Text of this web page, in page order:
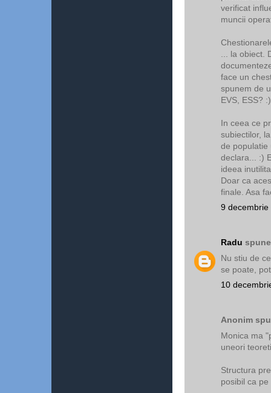
verificat
muncii
... la
face un
spunem de
EVS, ESS? :)
In ceea ce
subiectilor,
de populatie
declara... :)
ideea
Doar ca
finale. Asa
9
Radu
Nu stiu de
se poate,
10
Anonim
Monica ma
uneori
Structura
posibil ca